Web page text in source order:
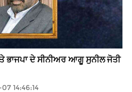
ਭਾਜਪਾ ਦੇ ਸੀਨੀਅਰ ਆਗੂ ਸੁਨੀਲ ਜੋਤੀ
14:46:14